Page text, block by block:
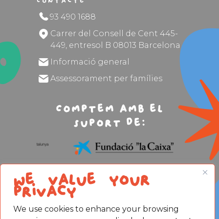
We value your
privacy
We use cookies to enhance your browsing
93 490 1688
Carrer del Consell de Cent 445-
449, entresol B 08013 Barcelona
Informació general
Assessorament per famílies
Comptem amb el
suport de:
Avís legal